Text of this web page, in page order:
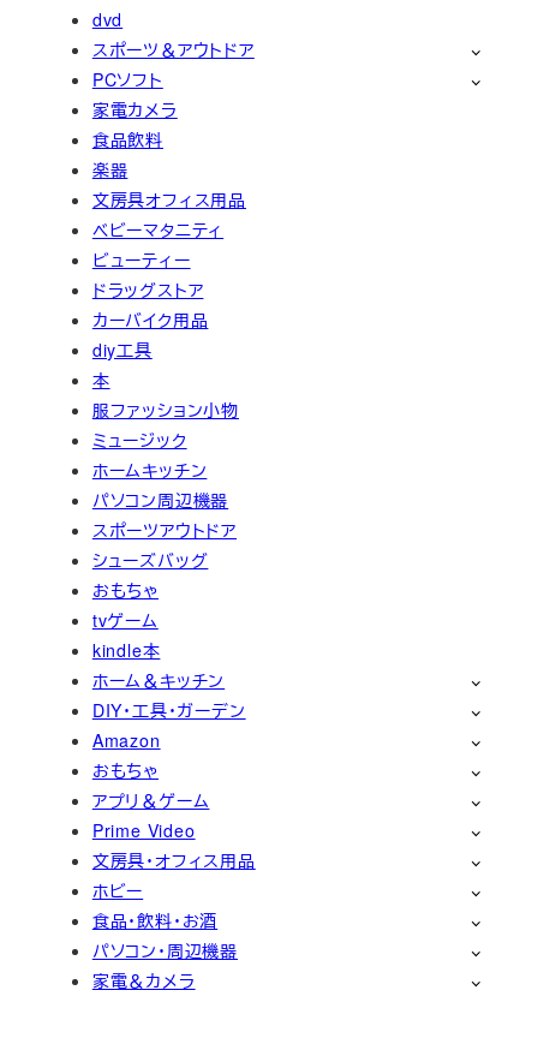
dvd
スポーツ＆アウトドア
PCソフト
家電カメラ
食品飲料
楽器
文房具オフィス用品
ベビーマタニティ
ビューティー
ドラッグストア
カーバイク用品
diy工具
本
服ファッション小物
ミュージック
ホームキッチン
パソコン周辺機器
スポーツアウトドア
シューズバッグ
おもちゃ
tvゲーム
kindle本
ホーム＆キッチン
DIY・工具・ガーデン
Amazon
おもちゃ
アプリ＆ゲーム
Prime Video
文房具・オフィス用品
ホビー
食品・飲料・お酒
パソコン・周辺機器
家電＆カメラ